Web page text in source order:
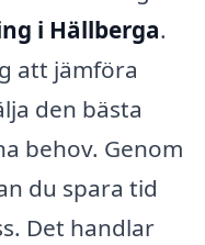
i Hällberga.
att jämföra
den bästa
behov. Genom
du spara tid
Det handlar